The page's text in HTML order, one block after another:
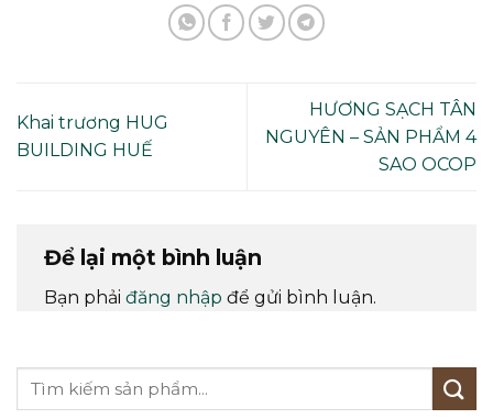
Khai trương HUG
BUILDING HUẾ
HƯƠNG SẠCH TÂN
NGUYÊN – SẢN PHẨM 4
SAO OCOP
Để lại một bình luận
Bạn phải đăng nhập để gửi bình luận.